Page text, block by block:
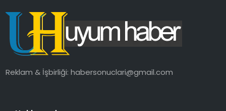
Reklam & İşbirliği:habersonuclari@gmail.com